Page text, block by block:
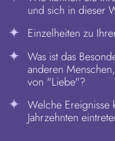
und sich in dieser
Einzelheiten zu
Was ist das
anderen
von "Liebe"?
Welche Ereignisse
Jahrzehnten